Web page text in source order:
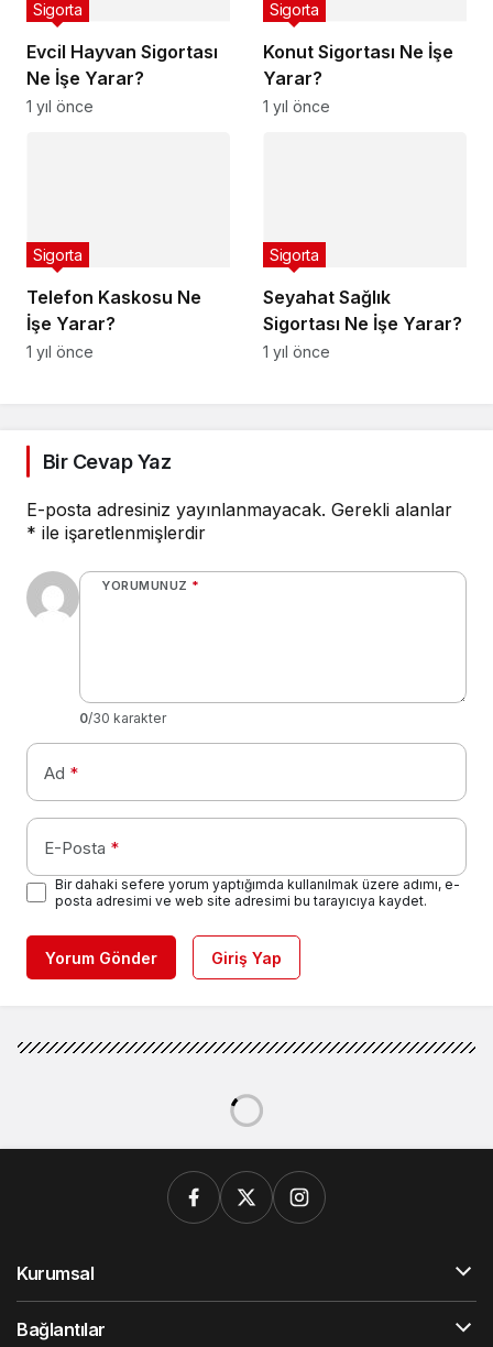
Evcil Hayvan Sigortası
Ne İşe Yarar?
Sigorta
1 yıl önce
Konut Sigortası Ne İşe
Yarar?
Sigorta
1 yıl önce
Telefon Kaskosu Ne
İşe Yarar?
Sigorta
1 yıl önce
Seyahat Sağlık
Sigortası Ne İşe Yarar?
Sigorta
1 yıl önce
Bir Cevap Yaz
E-posta adresiniz yayınlanmayacak. Gerekli alanlar
* ile işaretlenmişlerdir
YORUMUNUZ *
0/30 karakter
Ad *
E-Posta *
Bir dahaki sefere yorum yaptığımda kullanılmak üzere adımı, e-
posta adresimi ve web site adresimi bu tarayıcıya kaydet.
Yorum Gönder Giriş Yap
Kurumsal
Bağlantılar